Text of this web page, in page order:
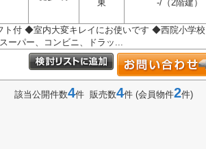
東
-/（2階建）
付 ◆室内大変キレイにお使いです ◆西院小学校
ーパー、コンビニ、ドラッ...
該当公開件数4件 販売数4件 (会員物件2件)